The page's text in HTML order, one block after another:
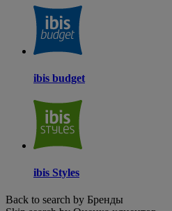
ibis budget
ibis Styles
Back to search by Бренды